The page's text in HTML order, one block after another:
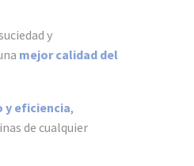
y
mejor calidad del
y eficiencia,
de cualquier